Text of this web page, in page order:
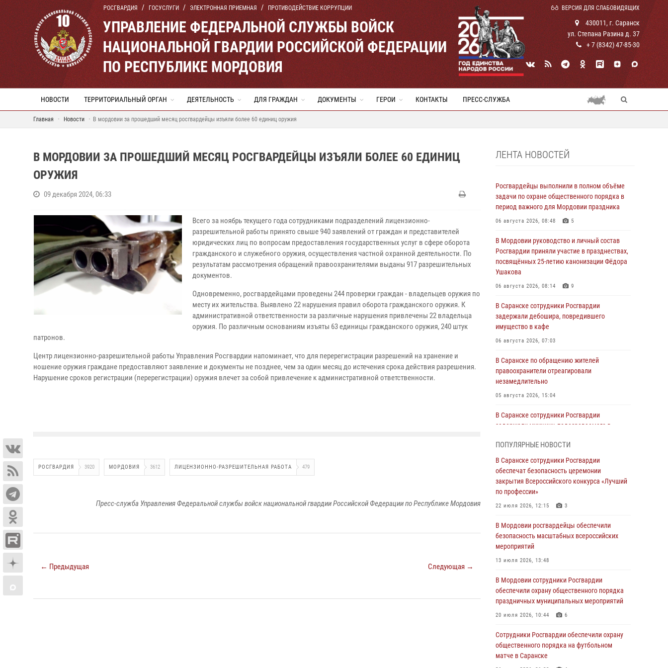
РОСГВАРДИЯ ГОСУСЛУГИ ЭЛЕКТРОННАЯ ПРИЕМНАЯ ПРОТИВОДЕЙСТВИЕ КОРРУПЦИИ ВЕРСИЯ ДЛЯ СЛАБОВИДЯЩИХ
УПРАВЛЕНИЕ ФЕДЕРАЛЬНОЙ СЛУЖБЫ ВОЙСК
НАЦИОНАЛЬНОЙ ГВАРДИИ РОССИЙСКОЙ ФЕДЕРАЦИИ
ПО РЕСПУБЛИКЕ МОРДОВИЯ
430011, г. Саранск
ул. Степана Разина д. 37
+ 7 (8342) 47-85-30
НОВОСТИ ТЕРРИТОРИАЛЬНЫЙ ОРГАН ДЕЯТЕЛЬНОСТЬ ДЛЯ ГРАЖДАН ДОКУМЕНТЫ ГЕРОИ КОНТАКТЫ ПРЕСС-СЛУЖБА
Главная Новости В мордовии за прошедший месяц росгвардейцы изъяли более 60 единиц оружия
В МОРДОВИИ ЗА ПРОШЕДШИЙ МЕСЯЦ РОСГВАРДЕЙЦЫ ИЗЪЯЛИ БОЛЕЕ 60 ЕДИНИЦ
ОРУЖИЯ
09 декабря 2024, 06:33
Всего за ноябрь текущего года сотрудниками подразделений лицензионно-
разрешительной работы принято свыше 940 заявлений от граждан и представителей
юридических лиц по вопросам предоставления государственных услуг в сфере оборота
гражданского и служебного оружия, осуществления частной охранной деятельности. По
результатам рассмотрения обращений правоохранителями выданы 917 разрешительных
документов.
Одновременно, росгвардейцами проведены 244 проверки граждан - владельцев оружия по
месту их жительства. Выявлено 22 нарушения правил оборота гражданского оружия. К
административной ответственности за различные нарушения привлечены 22 владельца
оружия. По различным основаниям изъяты 63 единицы гражданского оружия, 240 штук
патронов.
Центр лицензионно-разрешительной работы Управления Росгвардии напоминает, что для перерегистрации разрешений на хранение и
ношение оружия граждане предоставляют заявление и документы не позднее, чем за один месяц до истечения срока действия разрешения.
Нарушение сроков регистрации (перерегистрации) оружия влечет за собой привлечение к административной ответственности.
РОСГВАРДИЯ 3920 МОРДОВИЯ 3612 ЛИЦЕНЗИОННО-РАЗРЕШИТЕЛЬНАЯ РАБОТА 479
Пресс-служба Управления Федеральной службы войск национальной гвардии Российской Федерации по Республике Мордовия
← Предыдущая Следующая →
ЛЕНТА НОВОСТЕЙ
Росгвардейцы выполнили в полном объёме
задачи по охране общественного порядка в
период важного для Мордовии праздника
06 августа 2026, 08:48 5
В Мордовии руководство и личный состав
Росгвардии приняли участие в празднествах,
посвящённых 25-летию канонизации Фёдора
Ушакова
06 августа 2026, 08:14 9
В Саранске сотрудники Росгвардии
задержали дебошира, повредившего
имущество в кафе
06 августа 2026, 07:03
В Саранске по обращению жителей
правоохранители отреагировали
незамедлительно
05 августа 2026, 15:04
В Саранске сотрудники Росгвардии
задержали мужчину, подозреваемого в
Росгвардейцы обеспечили общественную
безопасность во время проведения
масштабного праздника в Темникове
05 августа 2026, 09:04
Помощь из Мордовии защитникам Отечества:
центр лицензионно-разрешительной работы
передал очередную партию вооружения в
Сотрудники Росгвардии Мордовии стали
призерами республиканских соревнований по
служебному шестиборью
В Саранске росгвардейцы пресекли
нарушение правопорядка: «отдых» на
лавочке закончился в отделе полиции
ПОПУЛЯРНЫЕ НОВОСТИ
В Саранске сотрудники Росгвардии
обеспечат безопасность церемонии
закрытия Всероссийского конкурса «Лучший
по профессии»
22 июля 2026, 12:15 3
В Мордовии росгвардейцы обеспечили
безопасность масштабных всероссийских
мероприятий
13 июля 2026, 13:48
В Мордовии сотрудники Росгвардии
обеспечили охрану общественного порядка
праздничных муниципальных мероприятий
20 июля 2026, 10:44 6
Сотрудники Росгвардии обеспечили охрану
общественного порядка на футбольном
матче в Саранске